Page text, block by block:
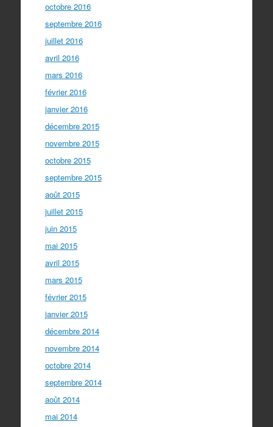
octobre 2016
septembre 2016
juillet 2016
avril 2016
mars 2016
février 2016
janvier 2016
décembre 2015
novembre 2015
octobre 2015
septembre 2015
août 2015
juillet 2015
juin 2015
mai 2015
avril 2015
mars 2015
février 2015
janvier 2015
décembre 2014
novembre 2014
octobre 2014
septembre 2014
août 2014
mai 2014